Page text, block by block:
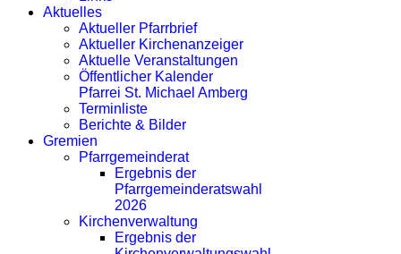
Aktuelles
Aktueller Pfarrbrief
Aktueller Kirchenanzeiger
Aktuelle Veranstaltungen
Öffentlicher Kalender
Pfarrei St. Michael Amberg
Terminliste
Berichte & Bilder
Gremien
Pfarrgemeinderat
Ergebnis der
Pfarrgemeinderatswahl
2026
Kirchenverwaltung
Ergebnis der